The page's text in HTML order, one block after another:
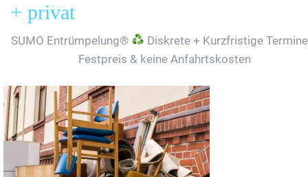
+ privat
SUMO Entrümpelung®
Diskrete + Kurzfristige
Festpreis & keine Anfahrtskosten